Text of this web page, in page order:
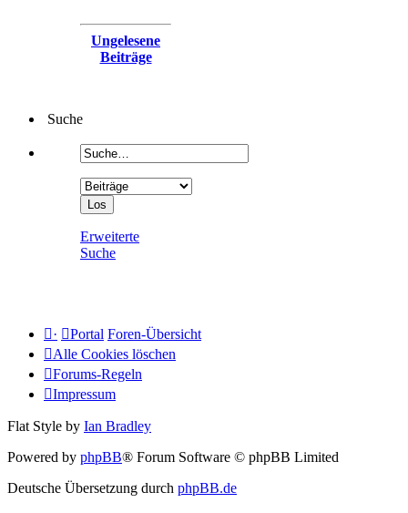
Ungelesene
Beiträge
Suche
Erweiterte
Suche
· Portal Foren-Übersicht
Alle Cookies löschen
Forums-Regeln
Impressum
Flat Style by Ian Bradley
Powered by phpBB® Forum Software © phpBB Limited
Deutsche Übersetzung durch phpBB.de